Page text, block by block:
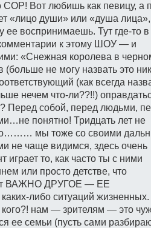
СОР! Вот любишь как певицу, а
«лицо души» или «душа лица»,
ее воспринимаешь. Тут где-то в
к этому ШОУ — и
«Снежная королева в
(больше не могу назвать это
(как всегда
нечем что-ли??!!)
Перед собой, перед людьми,
понятно! Тридцать лет не
мы тоже со своими
не чаще видимся, здесь очень
играет то, как часто ты с ними
или просто детстве, что
ВАЖНО ДРУГОЕ — ЕЕ
либо ситуаций
кого?! нам — зрителям — это
ее семьи (пусть сами